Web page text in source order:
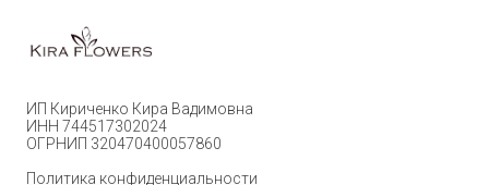
ИП Кириченко Кира Вадимовна
ИНН 744517302024
ОГРНИП 320470400057860
Политика конфиденциальности